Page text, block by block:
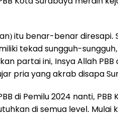
itu benar-benar diresapi.
tekad sungguh-
partai ini, Insya Allah
pria yang akrab disapa
di Pemilu 2024 nanti, PBB
di semua level. Mulai